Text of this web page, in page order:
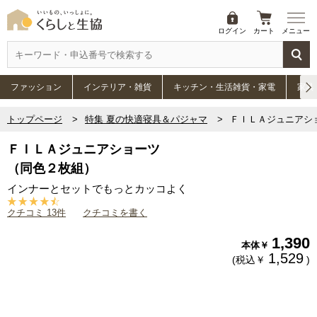
ログイン カート メニュー
ファッション インテリア・雑貨 キッチン・生活雑貨・家電 家具
トップページ 特集 夏の快適寝具＆パジャマ ＦＩＬＡジュニア
ＦＩＬＡジュニアショーツ
（同色２枚組）
インナーとセットでもっとカッコよく
クチコミ 13件 クチコミを書く
本体￥ 1,390
(税込￥ 1,529 )